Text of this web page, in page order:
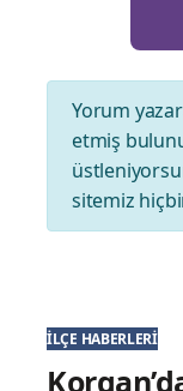
Yorum
etmiş
sitemiz
İLÇE HABERLERI